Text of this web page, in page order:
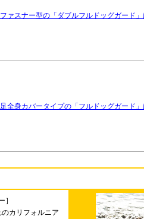
ァスナー型の「ダブルフルドッグガード
全身カバータイプの「フルドッグガード
］
カリフォルニア